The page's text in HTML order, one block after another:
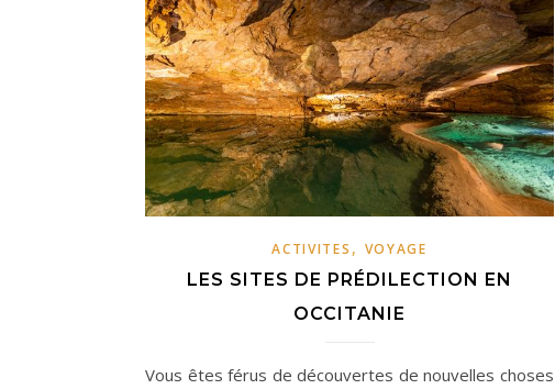
ACTIVITES , VOYAGE
LES SITES DE PRÉDILECTION EN
OCCITANIE
Vous êtes férus de découvertes de nouvelles choses